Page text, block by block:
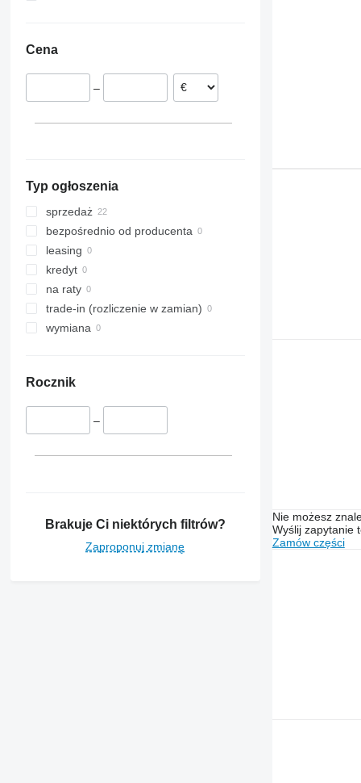
Francja
Rumunia
Chile
Cena
–
Typ ogłoszenia
sprzedaż
bezpośrednio od producenta
leasing
kredyt
na raty
trade-in (rozliczenie w zamian)
wymiana
Rocznik
–
Brakuje Ci niektórych filtrów?
Zaproponuj zmianę
Nie możesz
Wyślij zapytanie
Zamów części